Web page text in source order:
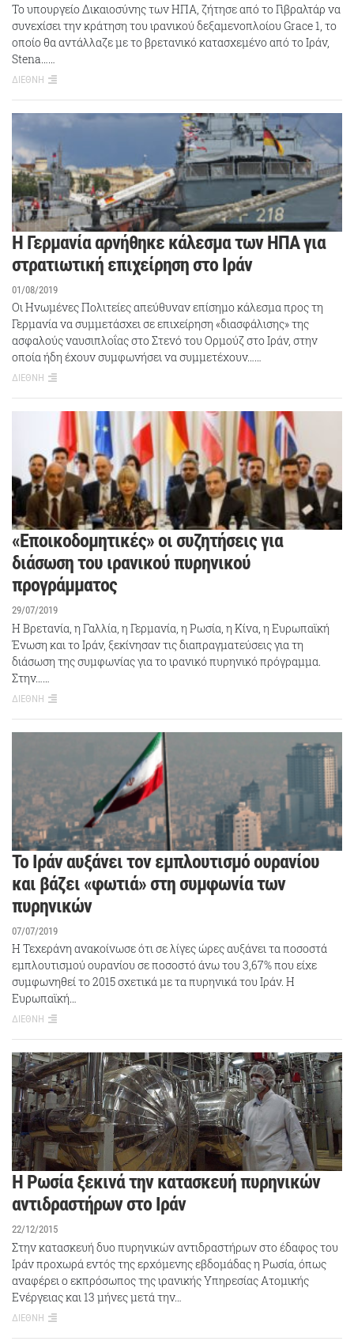
Το υπουργείο Δικαιοσύνης των ΗΠΑ, ζήτησε από το Γιβραλτάρ να
συνεχίσει την κράτηση του ιρανικού δεξαμενοπλοίου Grace 1, το
οποίο θα αντάλλαζε με το βρετανικό κατασχεμένο από το Ιράν,
Stena……
ΔΙΕΘΝΗ
Η Γερμανία αρνήθηκε κάλεσμα των ΗΠΑ για
στρατιωτική επιχείρηση στο Ιράν
01/08/2019
Οι Ηνωμένες Πολιτείες απεύθυναν επίσημο κάλεσμα προς τη
Γερμανία να συμμετάσχει σε επιχείρηση «διασφάλισης» της
ασφαλούς ναυσιπλοΐας στο Στενό του Ορμούζ στο Ιράν, στην
οποία ήδη έχουν συμφωνήσει να συμμετέχουν……
ΔΙΕΘΝΗ
«Εποικοδομητικές» οι συζητήσεις για
διάσωση του ιρανικού πυρηνικού
προγράμματος
29/07/2019
Η Βρετανία, η Γαλλία, η Γερμανία, η Ρωσία, η Κίνα, η Ευρωπαϊκή
Ένωση και το Ιράν, ξεκίνησαν τις διαπραγματεύσεις για τη
διάσωση της συμφωνίας για το ιρανικό πυρηνικό πρόγραμμα.
Στην……
ΔΙΕΘΝΗ
Το Ιράν αυξάνει τον εμπλουτισμό ουρανίου
και βάζει «φωτιά» στη συμφωνία των
πυρηνικών
07/07/2019
Η Τεχεράνη ανακοίνωσε ότι σε λίγες ώρες αυξάνει τα ποσοστά
εμπλουτισμού ουρανίου σε ποσοστό άνω του 3,67% που είχε
συμφωνηθεί το 2015 σχετικά με τα πυρηνικά του Ιράν. Η
Ευρωπαϊκή…
ΔΙΕΘΝΗ
Η Ρωσία ξεκινά την κατασκευή πυρηνικών
αντιδραστήρων στο Ιράν
22/12/2015
Στην κατασκευή δυο πυρηνικών αντιδραστήρων στο έδαφος του
Ιράν προχωρά εντός της ερχόμενης εβδομάδας η Ρωσία, όπως
αναφέρει ο εκπρόσωπος της ιρανικής Υπηρεσίας Ατομικής
Ενέργειας και 13 μήνες μετά την…
ΔΙΕΘΝΗ